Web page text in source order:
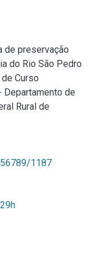
de preservação
do Rio São Pedro
Curso
Departamento de
Rural de
1187